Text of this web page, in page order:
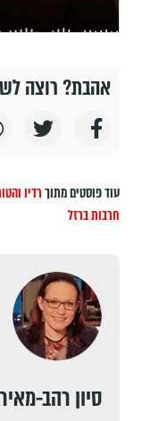
אהבת? רוצה
עוד פוסטים מתוךרדיו
חרבות ברזל
סיון רהב-מאיר